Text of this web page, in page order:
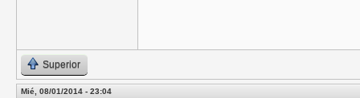
Superior
Mié, 08/01/2014 - 23:04